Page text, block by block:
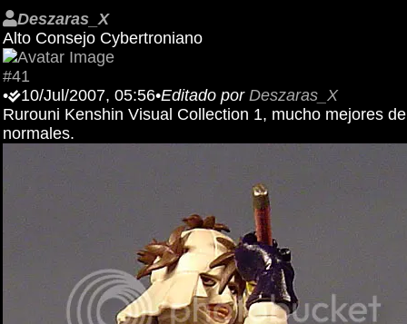
Deszaras_X
Alto Consejo Cybertroniano
#41
•
10/Jul/2007, 05:56•Editado por Deszaras_X
Rurouni Kenshin Visual Collection 1, mucho mejores
normales.